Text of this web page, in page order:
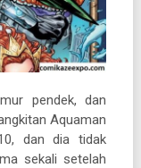
pendek, dan
Aquaman
dan dia tidak
sekali setelah